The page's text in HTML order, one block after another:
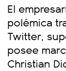
El
polémica
Twitter,
posee
Christian